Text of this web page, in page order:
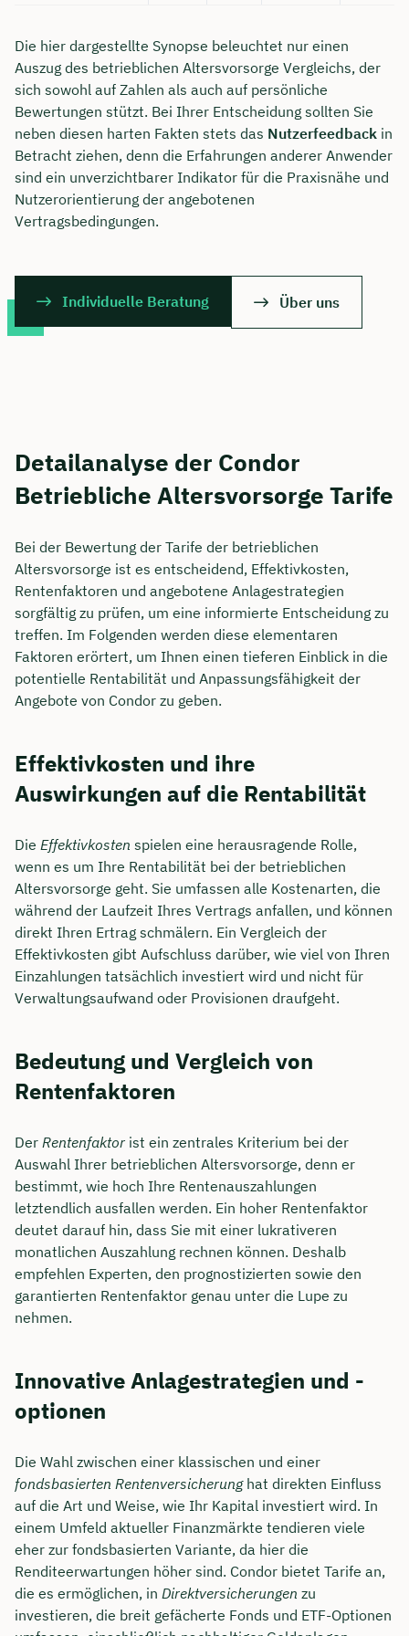
Die hier dargestellte Synopse beleuchtet nur einen
Auszug des betrieblichen Altersvorsorge Vergleichs, der
sich sowohl auf Zahlen als auch auf persönliche
Bewertungen stützt. Bei Ihrer Entscheidung sollten Sie
neben diesen harten Fakten stets das Nutzerfeedback in
Betracht ziehen, denn die Erfahrungen anderer Anwender
sind ein unverzichtbarer Indikator für die Praxisnähe und
Nutzerorientierung der angebotenen
Vertragsbedingungen.
Individuelle Beratung Über uns
Detailanalyse der Condor
Betriebliche Altersvorsorge Tarife
Bei der Bewertung der Tarife der betrieblichen
Altersvorsorge ist es entscheidend, Effektivkosten,
Rentenfaktoren und angebotene Anlagestrategien
sorgfältig zu prüfen, um eine informierte Entscheidung zu
treffen. Im Folgenden werden diese elementaren
Faktoren erörtert, um Ihnen einen tieferen Einblick in die
potentielle Rentabilität und Anpassungsfähigkeit der
Angebote von Condor zu geben.
Effektivkosten und ihre
Auswirkungen auf die Rentabilität
Die Effektivkosten spielen eine herausragende Rolle,
wenn es um Ihre Rentabilität bei der betrieblichen
Altersvorsorge geht. Sie umfassen alle Kostenarten, die
während der Laufzeit Ihres Vertrags anfallen, und können
direkt Ihren Ertrag schmälern. Ein Vergleich der
Effektivkosten gibt Aufschluss darüber, wie viel von Ihren
Einzahlungen tatsächlich investiert wird und nicht für
Verwaltungsaufwand oder Provisionen draufgeht.
Bedeutung und Vergleich von
Rentenfaktoren
Der Rentenfaktor ist ein zentrales Kriterium bei der
Auswahl Ihrer betrieblichen Altersvorsorge, denn er
bestimmt, wie hoch Ihre Rentenauszahlungen
letztendlich ausfallen werden. Ein hoher Rentenfaktor
deutet darauf hin, dass Sie mit einer lukrativeren
monatlichen Auszahlung rechnen können. Deshalb
empfehlen Experten, den prognostizierten sowie den
garantierten Rentenfaktor genau unter die Lupe zu
nehmen.
Innovative Anlagestrategien und -
optionen
Die Wahl zwischen einer klassischen und einer
fondsbasierten Rentenversicherunghat direkten Einfluss
auf die Art und Weise, wie Ihr Kapital investiert wird. In
einem Umfeld aktueller Finanzmärkte tendieren viele
eher zur fondsbasierten Variante, da hier die
Renditeerwartungen höher sind. Condor bietet Tarife an,
die es ermöglichen, in Direktversicherungen zu
investieren, die breit gefächerte Fonds und ETF-Optionen